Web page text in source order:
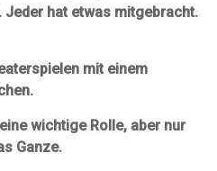
hat etwas mitgebracht.
mit einem
wichtige Rolle, aber nur
Ganze.